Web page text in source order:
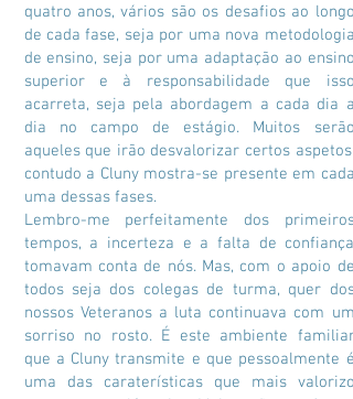
quatro anos, vários são os desafios ao longo
de cada fase, seja por uma nova metodologia
de ensino, seja por uma adaptação ao ensino
superior e à responsabilidade que isso
acarreta, seja pela abordagem a cada dia a
dia no campo de estágio. Muitos serão
aqueles que irão desvalorizar certos aspetos,
contudo a Cluny mostra-se presente em cada
uma dessas fases.
Lembro-me perfeitamente dos primeiros
tempos, a incerteza e a falta de confiança
tomavam conta de nós. Mas, com o apoio de
todos seja dos colegas de turma, quer dos
nossos Veteranos a luta continuava com um
sorriso no rosto. É este ambiente familiar
que a Cluny transmite e que pessoalmente é
uma das caraterísticas que mais valorizo